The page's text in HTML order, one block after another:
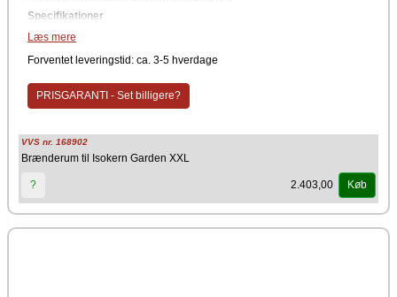
Specifikationer
Passer til: Isokern Garden XXL
Placering: Monteres under pejsen
Fordele
Fremstillet i pimpsten
Robust og vejrbestandig konstruktion til udendørs brug
Holder brændet organiseret, tørt og lige ved hånden
Brændeopbevaringsrummet fuldender havepejsens allerede flotte
design og skaber et virkelig harmonisk helhedsindtryk, der både er
praktisk og æstetisk tiltalende.
Producent
Læs mere
Forventet leveringstid: ca. 3-5 hverdage
PRISGARANTI - Set billigere?
VVS nr. 168902
Brænderum til Isokern Garden XXL
? 2.403,00 Køb